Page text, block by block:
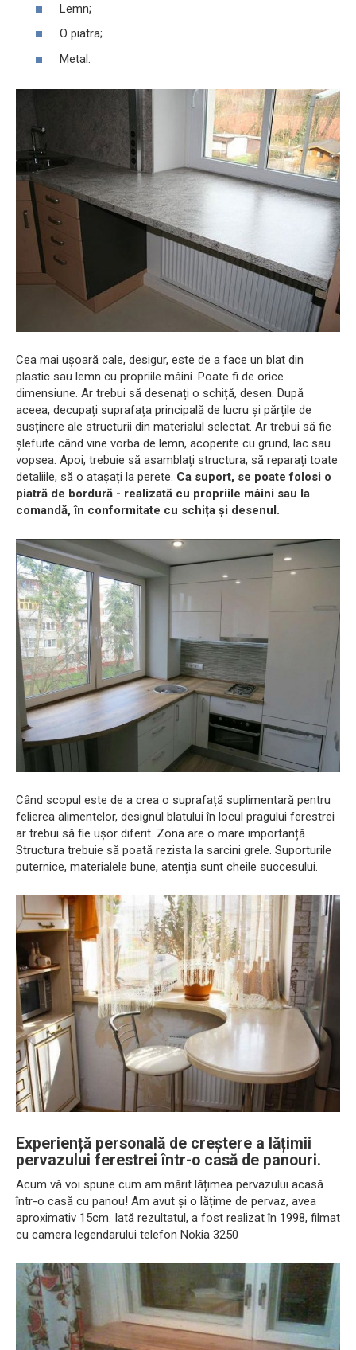
Lemn;
O piatra;
Metal.
Cea mai ușoară cale, desigur, este de a face un blat din
plastic sau lemn cu propriile mâini. Poate fi de orice
dimensiune. Ar trebui să desenați o schiță, desen. După
aceea, decupați suprafața principală de lucru și părțile de
susținere ale structurii din materialul selectat. Ar trebui să fie
șlefuite când vine vorba de lemn, acoperite cu grund, lac sau
vopsea. Apoi, trebuie să asamblați structura, să reparați toate
detaliile, să o atașați la perete. Ca suport, se poate folosi o
piatră de bordură - realizată cu propriile mâini sau la
comandă, în conformitate cu schița și desenul.
Când scopul este de a crea o suprafață suplimentară pentru
felierea alimentelor, designul blatului în locul pragului ferestrei
ar trebui să fie ușor diferit. Zona are o mare importanță.
Structura trebuie să poată rezista la sarcini grele. Suporturile
puternice, materialele bune, atenția sunt cheile succesului.
Experiență personală de creștere a lățimii
pervazului ferestrei într-o casă de panouri.
Acum vă voi spune cum am mărit lățimea pervazului acasă
într-o casă cu panou! Am avut și o lățime de pervaz, avea
aproximativ 15cm. Iată rezultatul, a fost realizat în 1998, filmat
cu camera legendarului telefon Nokia 3250